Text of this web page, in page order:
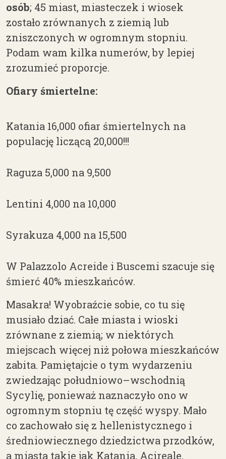
osób; 45 miast, miasteczek i wiosek
zostało zrównanych z ziemią lub
zniszczonych w ogromnym stopniu.
Podam wam kilka numerów, by lepiej
zrozumieć proporcje.
Ofiary śmiertelne:
Katania 16,000 ofiar śmiertelnych na
populację liczącą 20,000!!!
Raguza 5,000 na 9,500
Lentini 4,000 na 10,000
Syrakuza 4,000 na 15,500
W Palazzolo Acreide i Buscemi szacuje się
śmierć 40% mieszkańców.
Masakra! Wyobraźcie sobie, co tu się
musiało dziać. Całe miasta i wioski
zrównane z ziemią; w niektórych
miejscach więcej niż połowa mieszkańców
zabita. Pamiętajcie o tym wydarzeniu
zwiedzając południowo–wschodnią
Sycylię, ponieważ naznaczyło ono w
ogromnym stopniu tę część wyspy. Mało
co zachowało się z hellenistycznego i
średniowiecznego dziedzictwa przodków,
a miasta takie jak Katania, Acireale,